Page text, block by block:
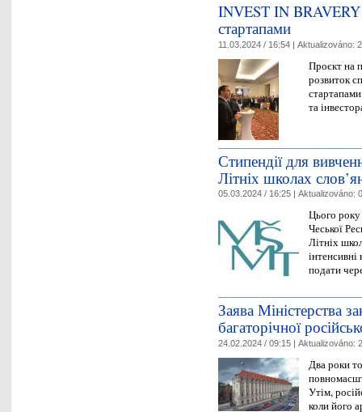
INVEST IN BRAVERY
стартапами
11.03.2024 / 16:54 | Aktualizováno:
Проєкт на
розвиток
та
Стипендії для
Літніх школах
05.03.2024 / 16:25 | Aktualizováno:
Цього року
Чеської
Літніх
подати
Заява Міністерства
багаторічної
24.02.2024 / 09:15 | Aktualizováno:
Два роки
Утім,
коли його